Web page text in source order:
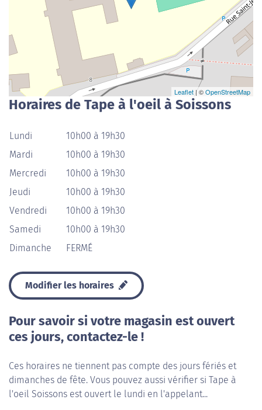
Leaflet | ©OpenStreetMap
Horaires de Tape à l'oeil à Soissons
Lundi
10h00 à 19h30
Mardi
10h00 à 19h30
Mercredi
10h00 à 19h30
Jeudi
10h00 à 19h30
Vendredi
10h00 à 19h30
Samedi
10h00 à 19h30
Dimanche
FERMÉ
Modifier les horaires
Pour savoir si votre magasin est ouvert
ces jours, contactez-le !
Ces horaires ne tiennent pas compte des jours fériés et
dimanches de fête. Vous pouvez aussi vérifier si Tape à
l'oeil Soissons est ouvert le lundi en l'appelant...